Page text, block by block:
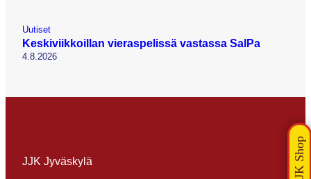
Uutiset
Keskiviikkoillan vieraspelissä vastassa SalPa
4.8.2026
JJK Jyväskylä